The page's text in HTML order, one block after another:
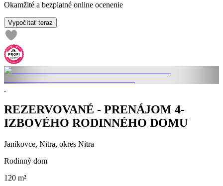
Okamžité a bezplatné online ocenenie
Vypočítať teraz
REZERVOVANÉ - PRENÁJOM 4-
IZBOVÉHO RODINNÉHO DOMU
Janíkovce, Nitra, okres Nitra
Rodinný dom
120 m²